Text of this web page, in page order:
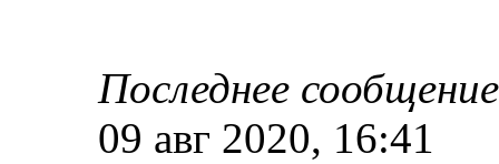
Последнее
09 авг 2020, 16:41